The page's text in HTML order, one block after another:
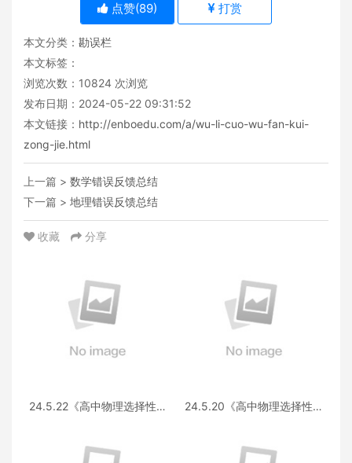
点赞(89) 打赏
本文分类： 勘误栏
本文标签：
浏览次数： 10824 次浏览
发布日期：2024-05-22 09:31:52
本文链接： http://enboedu.com/a/wu-li-cuo-wu-fan-kui-
zong-jie.html
上一篇 > 数学错误反馈总结
下一篇 > 地理错误反馈总结
收藏 分享
24.5.22《高中物理选择性必
24.5.20《高中物理选择性必